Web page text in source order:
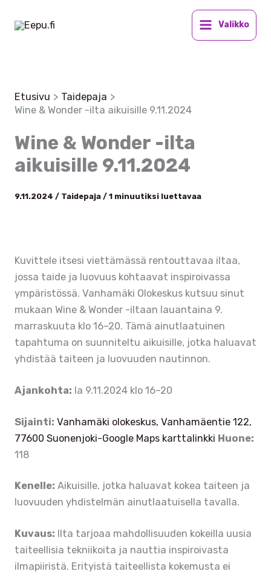
sisältöön
Valikko
Etusivu
Taidepaja
Wine & Wonder -ilta aikuisille 9.11.2024
Wine & Wonder -ilta
aikuisille 9.11.2024
9.11.2024 / Taidepaja / 1 minuutiksi luettavaa
Kuvittele itsesi viettämässä rentouttavaa iltaa,
jossa taide ja luovuus kohtaavat inspiroivassa
ympäristössä. Vanhamäki Olokeskus kutsuu sinut
mukaan Wine & Wonder -iltaan lauantaina 9.
marraskuuta klo 16–20. Tämä ainutlaatuinen
tapahtuma on suunniteltu aikuisille, jotka haluavat
yhdistää taiteen ja luovuuden nautinnon.
Ajankohta: la 9.11.2024 klo 16–20
Sijainti: Vanhamäki olokeskus, Vanhamäentie 122,
77600 Suonenjoki-Google Maps karttalinkki Huone:
118
Kenelle: Aikuisille, jotka haluavat kokea taiteen ja
luovuuden yhdistelmän ainutlaatuisella tavalla.
Kuvaus: Ilta tarjoaa mahdollisuuden kokeilla uusia
taiteellisia tekniikoita ja nauttia inspiroivasta
ilmapiiristä. Erityistä taiteellista kokemusta ei